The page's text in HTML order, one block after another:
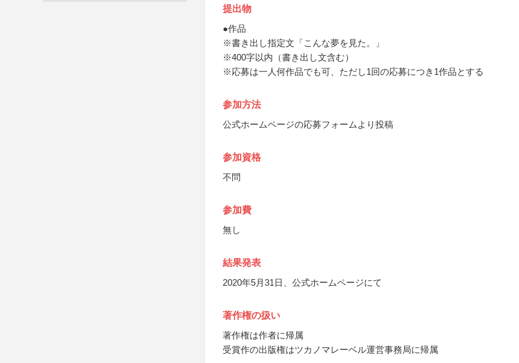
提出物
●作品
※書き出し指定文「こんな夢を見た。」
※400字以内（書き出し文含む）
※応募は一人何作品でも可、ただし1回の応募につき1作品とする
参加方法
公式ホームページの応募フォームより投稿
参加資格
不問
参加費
無し
結果発表
2020年5月31日、公式ホームページにて
著作権の扱い
著作権は作者に帰属
受賞作の出版権はツカノマレーベル運営事務局に帰属